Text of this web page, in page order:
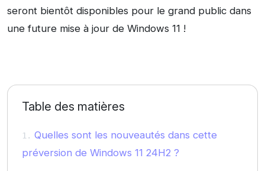
seront bientôt disponibles pour le grand public dans
une future mise à jour de Windows 11 !
Table des matières
Quelles sont les nouveautés dans cette
préversion de Windows 11 24H2 ?